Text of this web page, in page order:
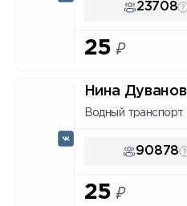
23708
25 ₽
Нина
Водный транспорт
90878
25 ₽